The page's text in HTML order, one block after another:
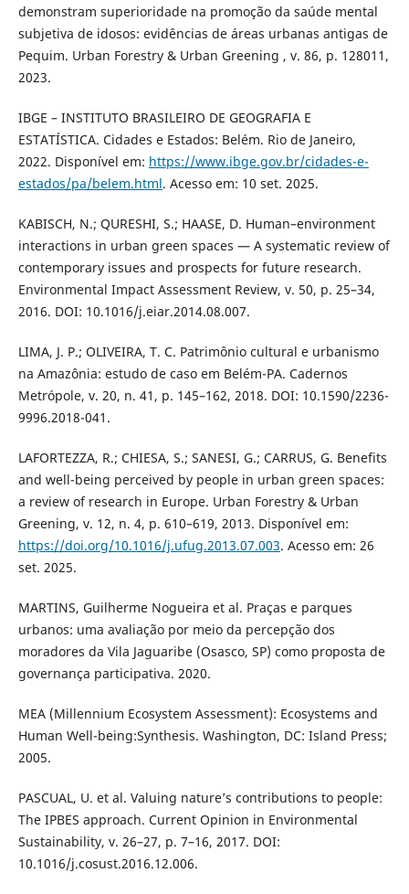
demonstram superioridade na promoção da saúde mental
subjetiva de idosos: evidências de áreas urbanas antigas de
Pequim. Urban Forestry & Urban Greening , v. 86, p. 128011,
2023.
IBGE – INSTITUTO BRASILEIRO DE GEOGRAFIA E
ESTATÍSTICA. Cidades e Estados: Belém. Rio de Janeiro,
2022. Disponível em: https://www.ibge.gov.br/cidades-e-
estados/pa/belem.html. Acesso em: 10 set. 2025.
KABISCH, N.; QURESHI, S.; HAASE, D. Human–environment
interactions in urban green spaces — A systematic review of
contemporary issues and prospects for future research.
Environmental Impact Assessment Review, v. 50, p. 25–34,
2016. DOI: 10.1016/j.eiar.2014.08.007.
LIMA, J. P.; OLIVEIRA, T. C. Patrimônio cultural e urbanismo
na Amazônia: estudo de caso em Belém-PA. Cadernos
Metrópole, v. 20, n. 41, p. 145–162, 2018. DOI: 10.1590/2236-
9996.2018-041.
LAFORTEZZA, R.; CHIESA, S.; SANESI, G.; CARRUS, G. Benefits
and well-being perceived by people in urban green spaces:
a review of research in Europe. Urban Forestry & Urban
Greening, v. 12, n. 4, p. 610–619, 2013. Disponível em:
https://doi.org/10.1016/j.ufug.2013.07.003. Acesso em: 26
set. 2025.
MARTINS, Guilherme Nogueira et al. Praças e parques
urbanos: uma avaliação por meio da percepção dos
moradores da Vila Jaguaribe (Osasco, SP) como proposta de
governança participativa. 2020.
MEA (Millennium Ecosystem Assessment): Ecosystems and
Human Well-being:Synthesis. Washington, DC: Island Press;
2005.
PASCUAL, U. et al. Valuing nature’s contributions to people:
The IPBES approach. Current Opinion in Environmental
Sustainability, v. 26–27, p. 7–16, 2017. DOI:
10.1016/j.cosust.2016.12.006.